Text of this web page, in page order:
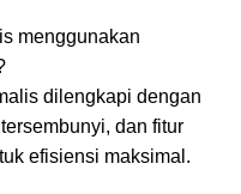
menggunakan
dilengkapi dengan
dan fitur
efisiensi maksimal.